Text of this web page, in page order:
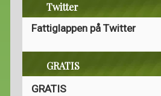
Twitter
Fattiglappen på Twitter
GRATIS
GRATIS